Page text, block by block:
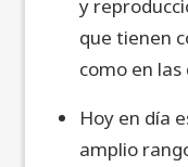
y
que tienen
como en
Hoy en día
amplio